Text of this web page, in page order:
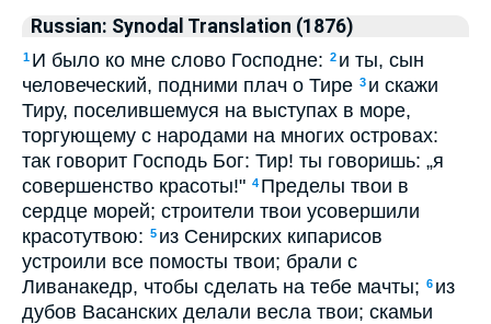
Russian: Synodal Translation (1876)
1 И было ко мне слово Господне: 2 и ты, сын
человеческий, подними плач о Тире 3 и скажи
Тиру, поселившемуся на выступах в море,
торгующему с народами на многих островах:
так говорит Господь Бог: Тир! ты говоришь: „я
совершенство красоты!" 4 Пределы твои в
сердце морей; строители твои усовершили
красотутвою: 5 из Сенирских кипарисов
устроили все помосты твои; брали с
Ливанакедр, чтобы сделать на тебе мачты; 6 из
дубов Васанских делали весла твои; скамьи